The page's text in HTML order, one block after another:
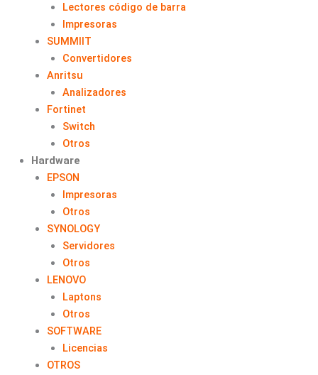
Lectores código de barra
Impresoras
SUMMIIT
Convertidores
Anritsu
Analizadores
Fortinet
Switch
Otros
Hardware
EPSON
Impresoras
Otros
SYNOLOGY
Servidores
Otros
LENOVO
Laptons
Otros
SOFTWARE
Licencias
OTROS